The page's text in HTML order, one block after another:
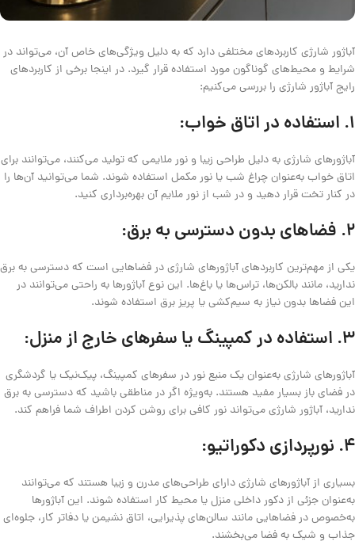
آباژور شارژی کاربردهای مختلفی دارد که به دلیل ویژگی‌های خاص آن، می‌تواند در
شرایط و محیط‌های گوناگون مورد استفاده قرار گیرد. در اینجا برخی از کاربردهای
رایج آباژور شارژی را بررسی می‌کنیم:
1. استفاده در اتاق خواب:
آباژورهای شارژی به دلیل طراحی زیبا و نور ملایمی که تولید می‌کنند، می‌توانند برای
اتاق خواب به‌عنوان چراغ شب یا نور مکمل استفاده شوند. شما می‌توانید آن‌ها را
در کنار تخت قرار دهید و در شب از نور ملایم آن بهره‌برداری کنید.
2. فضاهای بدون دسترسی به برق:
یکی از مهم‌ترین کاربردهای آباژورهای شارژی در فضاهایی است که دسترسی به برق
ندارید، مانند بالکن‌ها، تراس‌ها یا باغ‌ها. این نوع آباژورها به راحتی می‌توانند در
این فضاها بدون نیاز به سیم‌کشی یا پریز برق استفاده شوند.
3. استفاده در کمپینگ یا سفرهای خارج از منزل:
آباژورهای شارژی به‌عنوان یک منبع نور در سفرهای کمپینگ، پیک‌نیک یا گردشگری
در فضای باز بسیار مفید هستند. به‌ویژه اگر در مناطقی باشید که دسترسی به برق
ندارید، آباژور شارژی می‌تواند نور کافی برای روشن کردن اطراف شما فراهم کند.
4. نورپردازی دکوراتیو:
بسیاری از آباژورهای شارژی دارای طراحی‌های مدرن و زیبا هستند که می‌توانند
به‌عنوان جزئی از دکور داخلی منزل یا محیط کار استفاده شوند. این آباژورها
به‌خصوص در فضاهایی مانند سالن‌های پذیرایی، اتاق نشیمن یا دفاتر کار، جلوه‌ای
جذاب و شیک به فضا می‌بخشند.